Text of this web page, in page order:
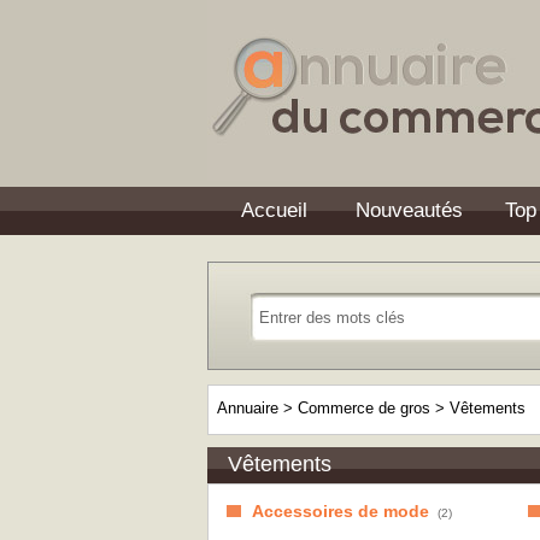
Accueil Nouveautés
Annuaire > Commerce de gros > Vêtements
Vêtements
Accessoires de mode (2)